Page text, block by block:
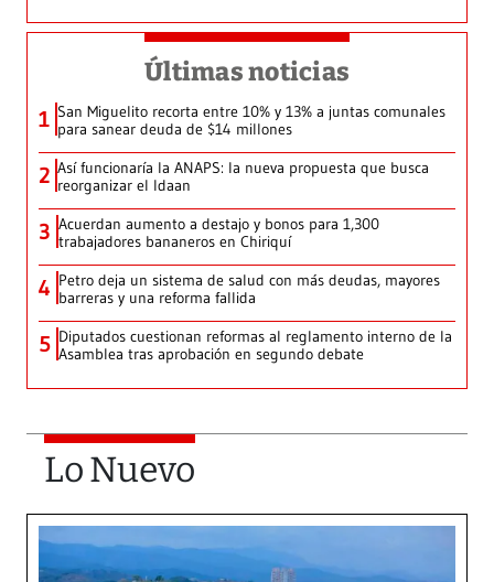
Últimas noticias
1 San Miguelito recorta entre 10% y 13% a juntas comunales
para sanear deuda de $14 millones
2 Así funcionaría la ANAPS: la nueva propuesta que busca
reorganizar el Idaan
3 Acuerdan aumento a destajo y bonos para 1,300
trabajadores bananeros en Chiriquí
4 Petro deja un sistema de salud con más deudas, mayores
barreras y una reforma fallida
5 Diputados cuestionan reformas al reglamento interno de la
Asamblea tras aprobación en segundo debate
Lo Nuevo